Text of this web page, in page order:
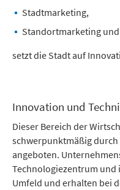
Stadtmarketing,
Standortmarketing
setzt die Stadt auf
Innovation und
Dieser Bereich der
schwerpunktmäßig durch
angeboten.
Technologiezentrum und
Umfeld und erhalten bei